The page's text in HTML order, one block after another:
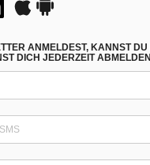
ANMELDEST, KANNST
DICH JEDERZEIT